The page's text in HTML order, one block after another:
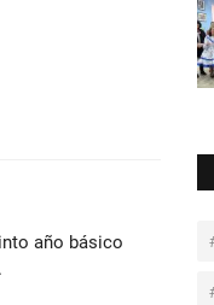
año básico